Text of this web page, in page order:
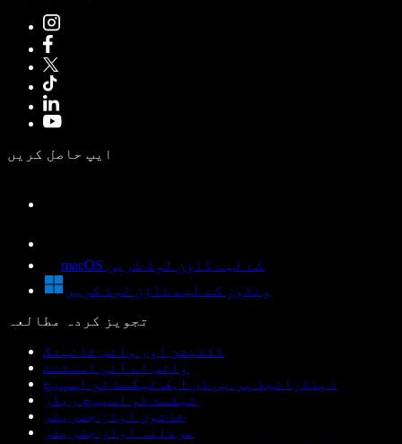
ایپ حاصل کریں
macOS کے لیے ڈاؤن لوڈ کریں
ونڈوز کے لیے ڈاؤن لوڈ کریں
تجویز کردہ مطالعہ
ڈکٹیشن اور وائس ٹائپنگ
وائس اے آئی اسسٹنٹ
اینڈرائیڈ پر پی ڈی ایف ٹیکسٹ ٹو اسپیچ
ٹیکسٹ ٹو اسپیچ ریڈر
خاتون آواز جنریٹر
مردانہ آواز جنریٹر